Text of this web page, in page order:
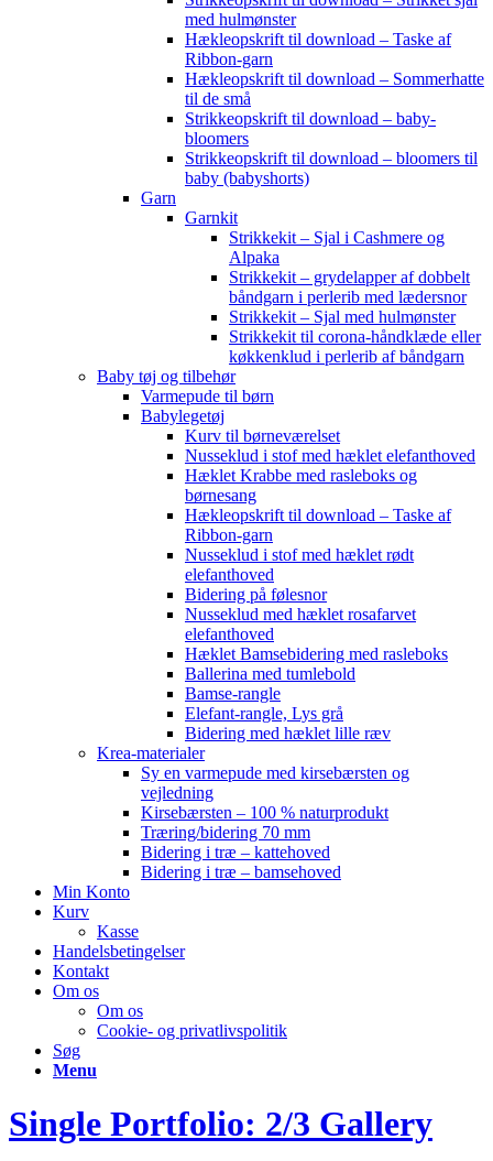
med hulmønster
Hækleopskrift til download – Taske af
Ribbon-garn
Hækleopskrift til download – Sommerhatte
til de små
Strikkeopskrift til download – baby-
bloomers
Strikkeopskrift til download – bloomers til
baby (babyshorts)
Garn
Garnkit
Strikkekit – Sjal i Cashmere og
Alpaka
Strikkekit – grydelapper af dobbelt
båndgarn i perlerib med lædersnor
Strikkekit – Sjal med hulmønster
Strikkekit til corona-håndklæde eller
køkkenklud i perlerib af båndgarn
Baby tøj og tilbehør
Varmepude til børn
Babylegetøj
Kurv til børneværelset
Nusseklud i stof med hæklet elefanthoved
Hæklet Krabbe med rasleboks og
børnesang
Hækleopskrift til download – Taske af
Ribbon-garn
Nusseklud i stof med hæklet rødt
elefanthoved
Bidering på følesnor
Nusseklud med hæklet rosafarvet
elefanthoved
Hæklet Bamsebidering med rasleboks
Ballerina med tumlebold
Bamse-rangle
Elefant-rangle, Lys grå
Bidering med hæklet lille ræv
Krea-materialer
Sy en varmepude med kirsebærsten og
vejledning
Kirsebærsten – 100 % naturprodukt
Træring/bidering 70 mm
Bidering i træ – kattehoved
Bidering i træ – bamsehoved
Min Konto
Kurv
Kasse
Handelsbetingelser
Kontakt
Om os
Om os
Cookie- og privatlivspolitik
Søg
Menu
Single Portfolio: 2/3 Gallery